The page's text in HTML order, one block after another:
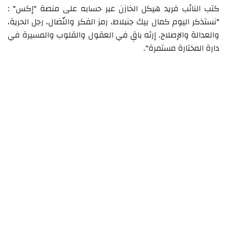
كتب النائب فريد هيكل الخازن عبر حسابه على منصة "إكس" :
"نستذكر اليوم كمال بيك جنبلاط، رمز الفكر والنّضال، رجل الحرية،
والعدالة والإصلاح. إرثه باقٍ في العقول والقلوب والمسيرة في
دارة المختارة مستمرة".